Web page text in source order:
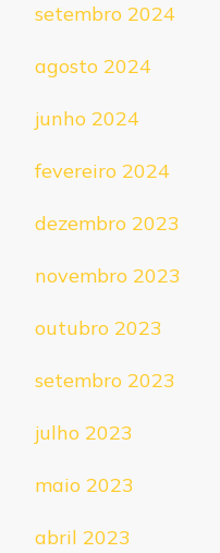
setembro 2024
agosto 2024
junho 2024
fevereiro 2024
dezembro 2023
novembro 2023
outubro 2023
setembro 2023
julho 2023
maio 2023
abril 2023